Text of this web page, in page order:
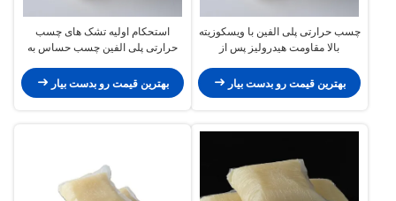
چسب حرارتی پلی الفین با ویسکوزیته
بالا مقاومت هیدرولیز پس از
بهترین قیمت رو بدست بیار
استحکام اولیه تشک های چسب
حرارتی پلی الفین چسب حساس به
بهترین قیمت رو بدست بیار